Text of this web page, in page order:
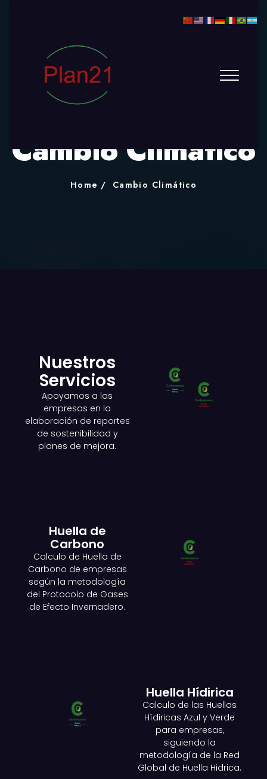
Cambio Climático
Home Cambio Climático
Nuestros
Servicios
Apoyamos a las
empresas en la
elaboración de reportes
de sostenibilidad y
planes de mejora.
Huella de
Carbono
Calculo de Huella de
Carbono de empresas
según la metodología
del Protocolo de Gases
de Efecto Invernadero.
Huella Hídirica
Calculo de las Huellas
Hídiricas Azul y Verde
para empresas,
siguiendo la
metodología de la Red
Global de Huella Hidrica.